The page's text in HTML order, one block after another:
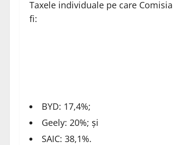
Taxele individuale pe care
fi:
BYD: 17,4%;
Geely: 20%; și
SAIC: 38,1%.